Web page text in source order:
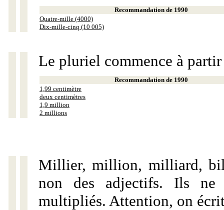
Recommandation de 1990
Quatre-mille (4000)
Dix-mille-cinq (10 005)
Le pluriel commence à
Recommandation de 1990
1,99 centimètre
deux centimètres
1,9 million
2 millions
Millier, million, milliard,
non des adjectifs. Ils ne
multipliés. Attention, on